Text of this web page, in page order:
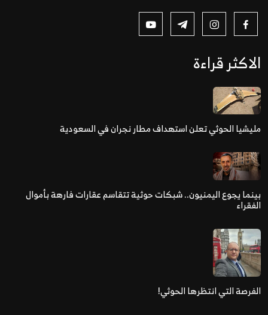
الاكثر قراءة
مليشيا الحوثي تعلن استهداف مطار نجران في السعودية
بينما يجوع اليمنيون.. شبكات حوثية تتقاسم عقارات فارهة بأموال
الفقراء
الفرصة التي انتظرها الحوثي!